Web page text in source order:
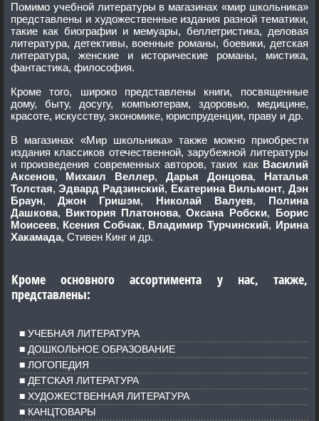
Помимо учебной литературы в магазинах «мир школьника»
представлены и художественные издания разной тематики,
такие как биографии и мемуары, беллетристика, деловая
литература, детективы, военные романы, боевики, детская
литература, женские и исторические романы, мистика,
фантастика, философия.
Кроме того, широко представлены книги, посвященные
дому, быту, досугу, компьютерам, здоровью, медицине,
красоте, искусству, экономике, юриспруденции, праву и др.
В магазинах «Мир школьника» также можно приобрести
издания классиков отечественной, зарубежной литературы
и произведения современных авторов, таких как Василий
Аксенов, Михаил Веллер, Дарья Донцова, Наталья
Толстая, Эдвард Радзинский, Екатерина Вильмонт, Дэн
Браун, Джон Гришэм, Николай Валуев, Полина
Дашкова, Виктория Платонова, Оксана Робски, Борис
Моисеев, Ксения Собчак, Владимир Турчинский, Ирина
Хакамада , Стивен Кинг и др.
Кроме основного ассортимента у нас, также,
представлены:
УЧЕБНАЯ ЛИТЕРАТУРА
ДОШКОЛЬНОЕ ОБРАЗОВАНИЕ
ЛОГОПЕДИЯ
ДЕТСКАЯ ЛИТЕРАТУРА
ХУДОЖЕСТВЕННАЯ ЛИТЕРАТУРА
КАНЦТОВАРЫ